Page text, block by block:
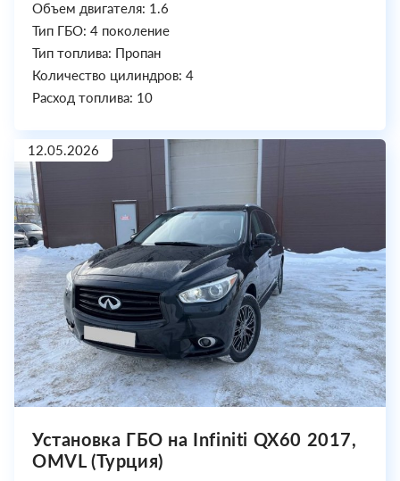
Объем двигателя: 1.6
Тип ГБО: 4 поколение
Тип топлива: Пропан
Количество цилиндров: 4
Расход топлива: 10
12.05.2026
Установка ГБО на Infiniti QX60 2017,
OMVL (Турция)